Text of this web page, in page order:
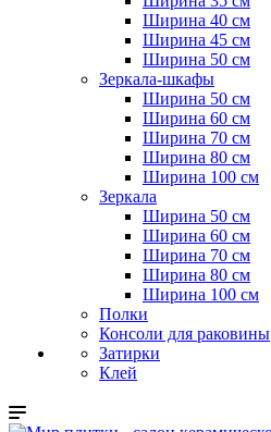
Ширина 40 см
Ширина 45 см
Ширина 50 см
Зеркала-шкафы
Ширина 50 см
Ширина 60 см
Ширина 70 см
Ширина 80 см
Ширина 100 см
Зеркала
Ширина 50 см
Ширина 60 см
Ширина 70 см
Ширина 80 см
Ширина 100 см
Полки
Консоли для раковины
Затирки
Клей